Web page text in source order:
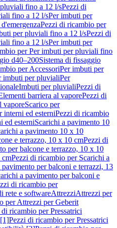
fino a 12 l/sPezzi di
fino a 12 l/sPer imbuti per
Pezzi di ricambio per
per pluviali fino a 12 l/sPezzi di
fino a 12 l/sPer imbuti per
per Per imbuti per pluviali fino
d40–200Sistema di fissaggio
per AccessoriPer imbuti per
imbuti per pluvialiPer
Imbuti per pluvialiPezzi di
barriera al vaporePezzi di
vaporeScarico per
interni ed esterniPezzi di ricambio
ed esterniScarichi a pavimento 10
a pavimento 10 x 10
e terrazzo, 10 x 10 cmPezzi di
per balcone e terrazzo, 10 x 10
cmPezzi di ricambio per Scarichi a
pavimento per balconi e terrazzi, 13
a pavimento per balconi e
di ricambio per
rete e softwareAttrezziAttrezzi per
per Attrezzi per Geberit
ricambio per Pressatrici
Pezzi di ricambio per Pressatrici